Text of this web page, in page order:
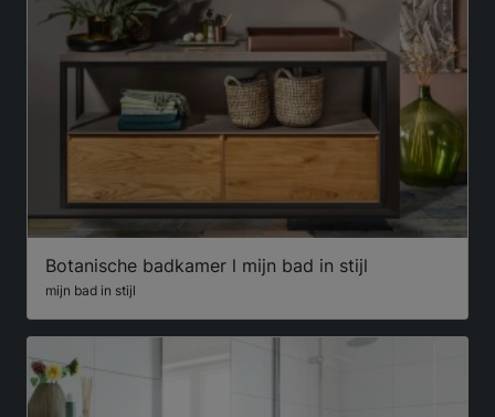
Botanische badkamer l mijn bad in stijl
mijn bad in stijl